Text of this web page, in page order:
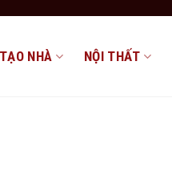
NHÀ NỘI THẤT